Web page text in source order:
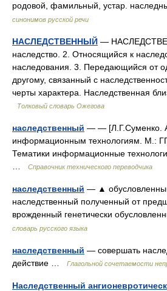
родовой, фамильный, устар.
синонимов русской речи
НАСЛЕДСТВЕННЫЙ —
наследство. 2. Относящийся к
наследования. 3. Передающийся от
другому, связанный с
черты характера. Наследственная
Толковый словарь Ожегова
наследственный — — [Л.Г.Суменко.
информационным технологиям. М.:
Тематики информационные
Справочник технического переводчика
наследственный — ▲
наследственный полученный от
врожденный генетически
словарь русского языка
наследственный — совершать
действие …
Глагольной сочетаемости
Наследственный